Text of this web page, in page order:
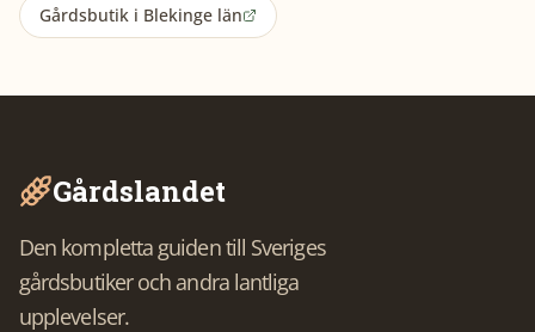
Gårdsbutik i Blekinge län
Gårdslandet
Den kompletta guiden till Sveriges
gårdsbutiker och andra lantliga
upplevelser.